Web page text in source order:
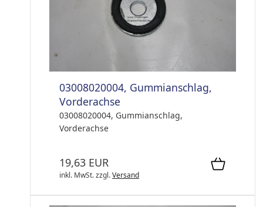
03008020004, Gummianschlag,
Vorderachse
03008020004, Gummianschlag,
Vorderachse
19,63 EUR
inkl. MwSt.zzgl.Versand